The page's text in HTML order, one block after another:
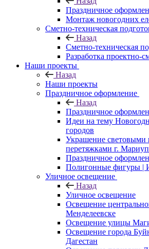
Праздничное
Монтаж новогодних
Сметно-техническая
Назад
Сметно-техническая
Разработка проектно-
Наши проекты
Назад
Наши проекты
Праздничное оформление
Назад
Праздничное
Идеи на тему
городов
Украшение световыми
перетяжками г.
Праздничное
Полигонные фигуры |
Уличное освещение
Назад
Уличное освещение
Освещение
Менделеевске
Освещение улицы
Освещение города
Дагестан